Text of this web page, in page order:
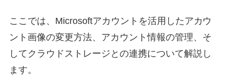
ここでは、Microsoftアカウントを活用したアカウ
ント画像の変更方法、アカウント情報の管理、そ
してクラウドストレージとの連携について解説し
ます。